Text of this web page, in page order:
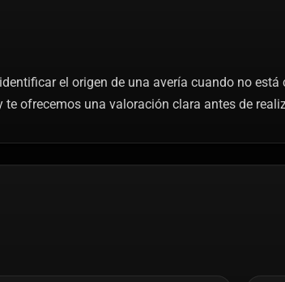
el origen de una avería cuando no
ofrecemos una valoración clara antes de